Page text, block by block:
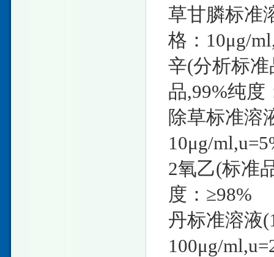
草甘膦标准
格：10μg/
辛(分析标
品,99%纯度
除草标准溶
10μg/
2氧乙(标准
度：≥98%
丹标准溶液
100μg/